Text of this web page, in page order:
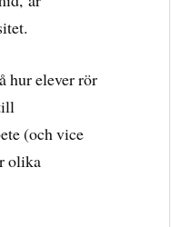
hur elever rör
(och vice
olika